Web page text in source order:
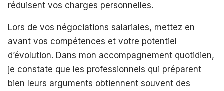
réduisent vos charges personnelles.
Lors de vos négociations salariales, mettez en
avant vos compétences et votre potentiel
d’évolution. Dans mon accompagnement quotidien,
je constate que les professionnels qui préparent
bien leurs arguments obtiennent souvent des